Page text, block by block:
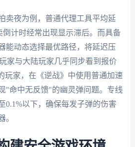
卖夜为例，普通代理工具平均延
倒计时经常出现显示滞后。而具备
能动态选择最优路径，将延迟压
家与大陆玩家几乎同步看到报价
玩家，在《逆战》中使用普通加速
"命中无反馈"的幽灵弹问题。专线
0.1%以下，确保每发子弹的伤害
。